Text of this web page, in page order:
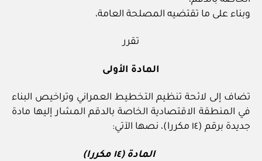
وبناء على ما تقتضيه المصلحة العامة،
تقرر
المادة الأولى
تضاف إلى لائحة تنظيم التخطيط العمراني وتراخيص البناء
في المنطقة الاقتصادية الخاصة بالدقم المشار إليها مادة
جديدة برقم (١٤ مكررا)، نصها الآتي:
المادة (١٤ مكررا)